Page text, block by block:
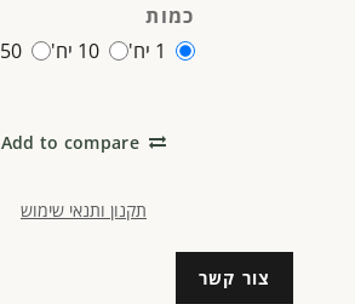
כמות
1 יח'
10 יח' 50 יח'
Add to compare
תקנון ותנאי שימוש
צור קשר